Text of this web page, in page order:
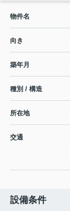
物件名
向き
築年月
種別 / 構造
所在地
交通
設備条件